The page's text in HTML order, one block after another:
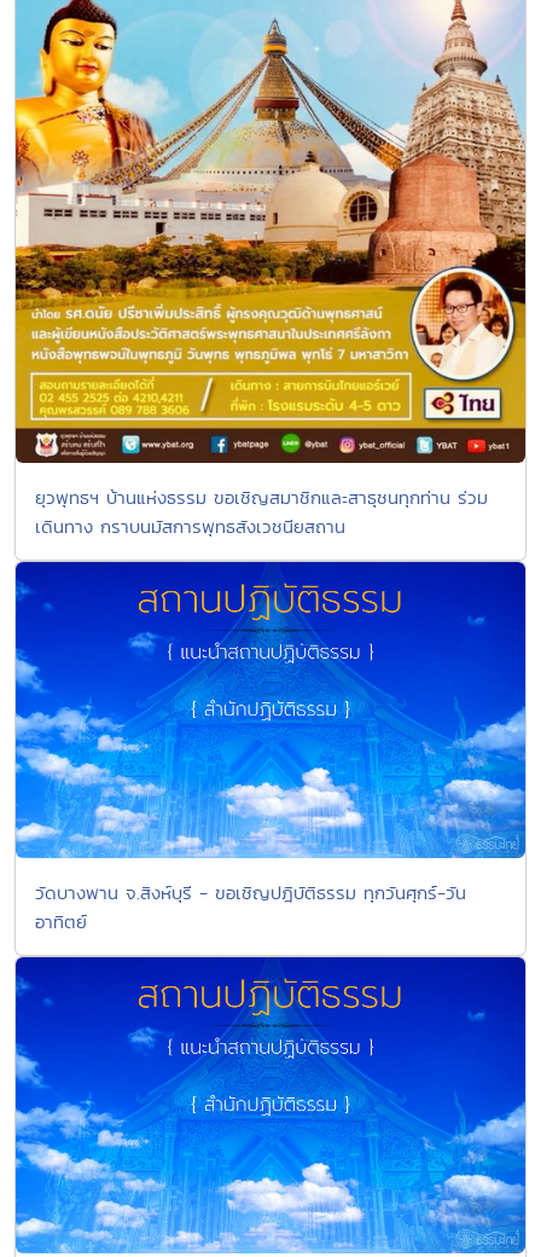
ยุวพุทธฯ บ้านแห่งธรรม ขอเชิญสมาชิกและสาธุชนทุกท่าน ร่วม
เดินทาง กราบนมัสการพุทธสังเวชนียสถาน
วัดบางพาน จ.สิงห์บุรี - ขอเชิญปฎิบัติธรรม ทุกวันศุกร์-วัน
อาทิตย์